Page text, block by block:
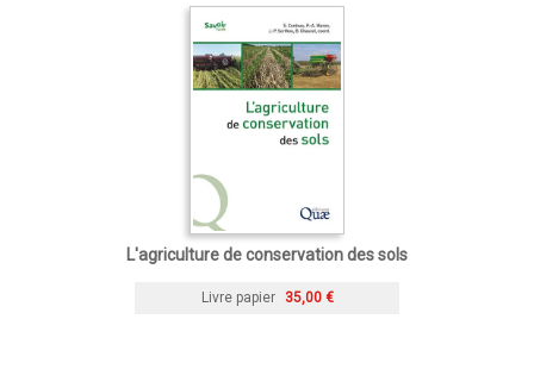
L'agriculture de conservation des sols
Livre papier 35,00 €